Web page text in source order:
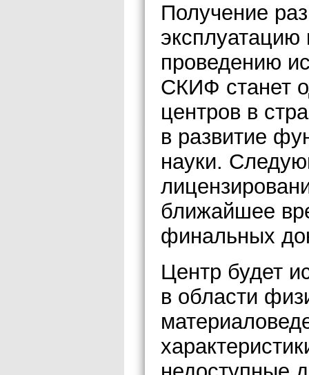
Получение
эксплуатацию
проведению
СКИФ станет
центров в
в развитие
науки.
ближайшее
финальных
Центр будет
в области